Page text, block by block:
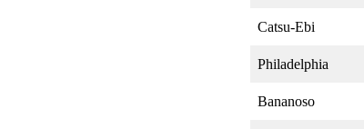
Catsu-Ebi
Philadelphia
Bananoso